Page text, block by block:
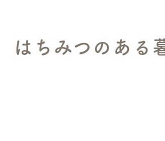
はちみつのある